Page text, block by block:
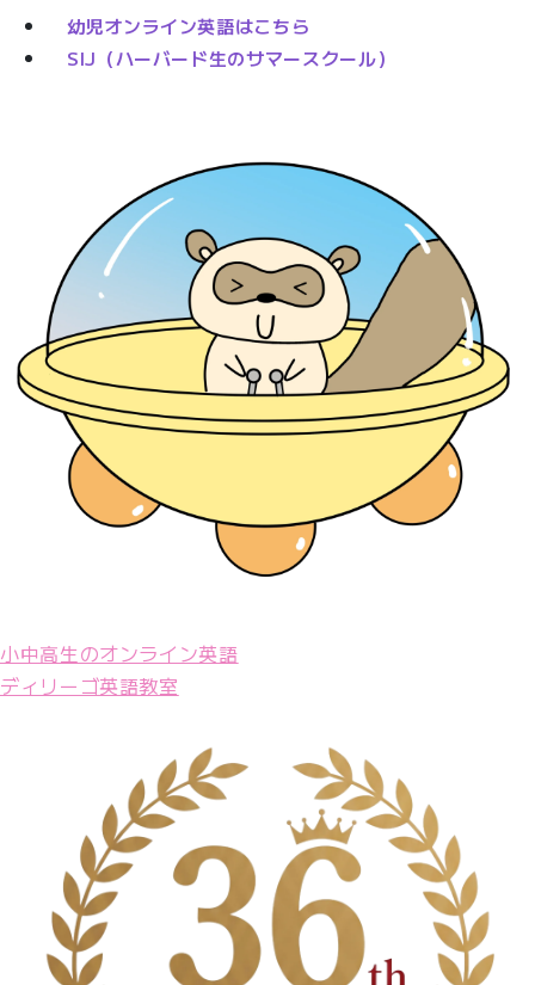
幼児オンライン英語はこちら
SIJ（ハーバード生のサマースクール）
小中高生のオンライン英語
ディリーゴ英語教室